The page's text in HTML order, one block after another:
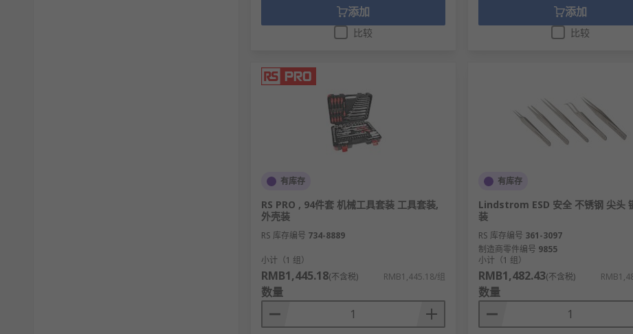
添加
比较
添加
比较
有库存
RS PRO , 94件套 机械工具套装 工具套装,
外壳装
RS 库存编号 734-8889
小计（1 组）
RMB1,445.18(不含税) RMB1,445.18/组
数量
有库存
Lindstrom ESD 安全 不锈钢 尖头
装
RS 库存编号 361-3097
制造商零件编号 9855
小计（1 组）
RMB1,482.43(不含税)
数量